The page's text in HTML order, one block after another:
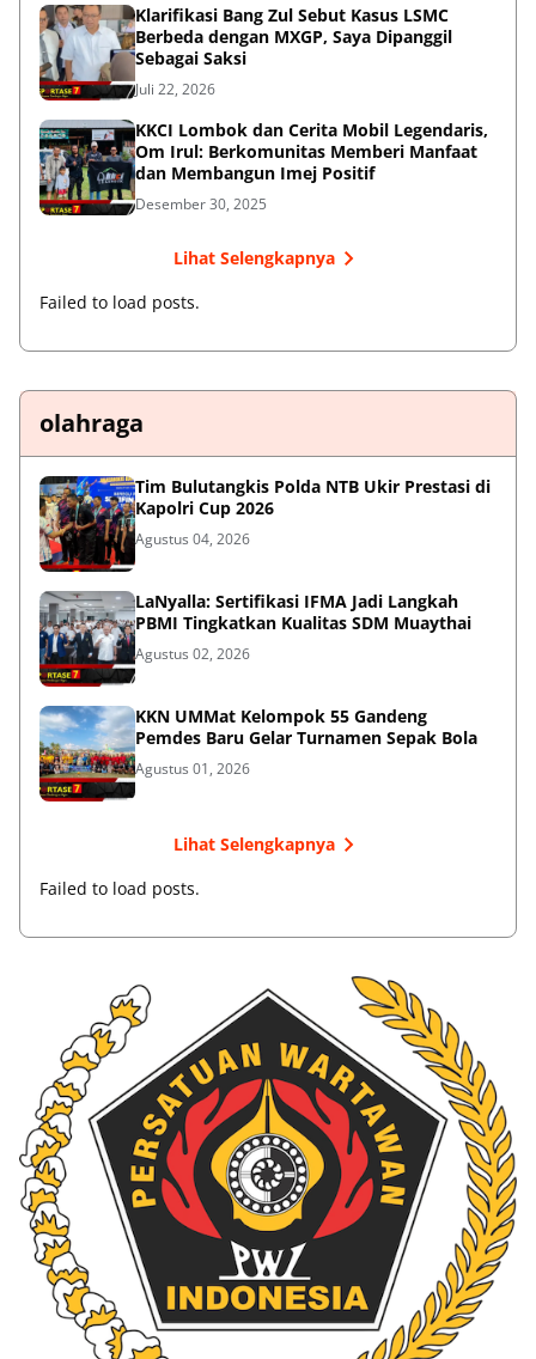
Klarifikasi Bang Zul Sebut Kasus LSMC
Berbeda dengan MXGP, Saya Dipanggil
Sebagai Saksi
Juli 22, 2026
KKCI Lombok dan Cerita Mobil Legendaris,
Om Irul: Berkomunitas Memberi Manfaat
dan Membangun Imej Positif
Desember 30, 2025
Lihat Selengkapnya
Failed to load posts.
olahraga
Tim Bulutangkis Polda NTB Ukir Prestasi di
Kapolri Cup 2026
Agustus 04, 2026
LaNyalla: Sertifikasi IFMA Jadi Langkah
PBMI Tingkatkan Kualitas SDM Muaythai
Agustus 02, 2026
KKN UMMat Kelompok 55 Gandeng
Pemdes Baru Gelar Turnamen Sepak Bola
Agustus 01, 2026
Lihat Selengkapnya
Failed to load posts.